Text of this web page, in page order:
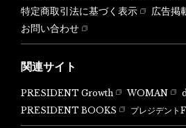
特定商取引法に基づく表示
広告掲
お問い合わせ
関連サイト
PRESIDENT Growth WOMAN
PRESIDENT BOOKS
プレジデン